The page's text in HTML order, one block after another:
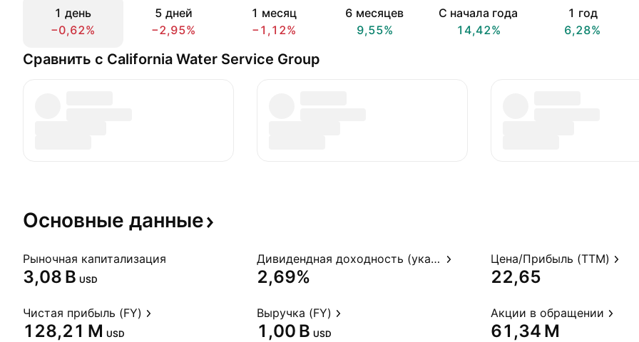
1 день
−0,62%
5 дней
−2,95%
1 месяц
−1,12%
6 месяцев
9,55%
С начала года
14,42%
1 год
6,28%
Сравнить с California Water Service Group
Основные данные
Рыночная капитализация
‪3,08 B‬ USD
Дивидендная доходность (указ.)
2,69%
Цена/Прибыль (TTM)
22,65
Чистая прибыль (FY)
‪128,21 M‬ USD
Выручка (FY)
‪1,00 B‬ USD
Акции в обращении
‪61,34 M‬